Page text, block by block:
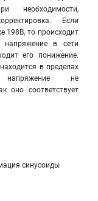
необходимости,
Если
198В, то происходит
в сети
его понижение.
в пределах
не
оно соответствует
синусоиды